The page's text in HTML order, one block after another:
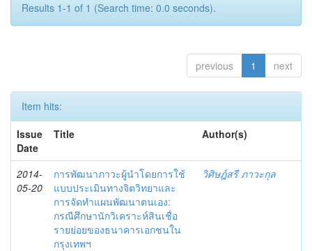
Results 1-1 of 1 (Search time: 0.0 seconds).
previous 1 next
Item hits:
Issue
Date
Title Author(s)
2014-
05-20
การพัฒนาภาวะผู้นำโดยการใช้
แบบประเมินทางจิตวิทยาและ
การจัดทำแผนพัฒนาตนเอง:
กรณีศึกษานักวิเคราะห์สินเชื่อ
รายย่อยของธนาคารเอกชนใน
กรุงเทพฯ
วิศิษฎ์สรี ภาวะกุล